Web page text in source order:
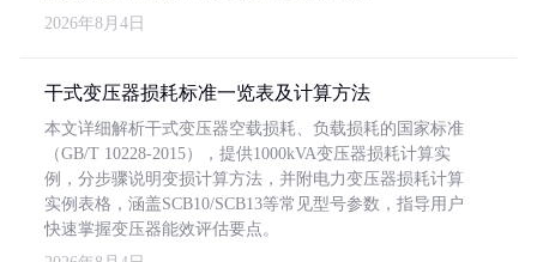
2026年8月4日
干式变压器损耗标准一览表及计算方法
本文详细解析干式变压器空载损耗、负载损耗的国家标准
（GB/T 10228-2015），提供1000kVA变压器损耗计算实
例，分步骤说明变损计算方法，并附电力变压器损耗计算
实例表格，涵盖SCB10/SCB13等常见型号参数，指导用户
快速掌握变压器能效评估要点。